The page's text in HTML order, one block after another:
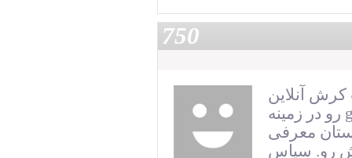
750
کرش آنلاین
رو در زمینه gambling. این اپ خوب ضرایب بالایی داره
معرفی